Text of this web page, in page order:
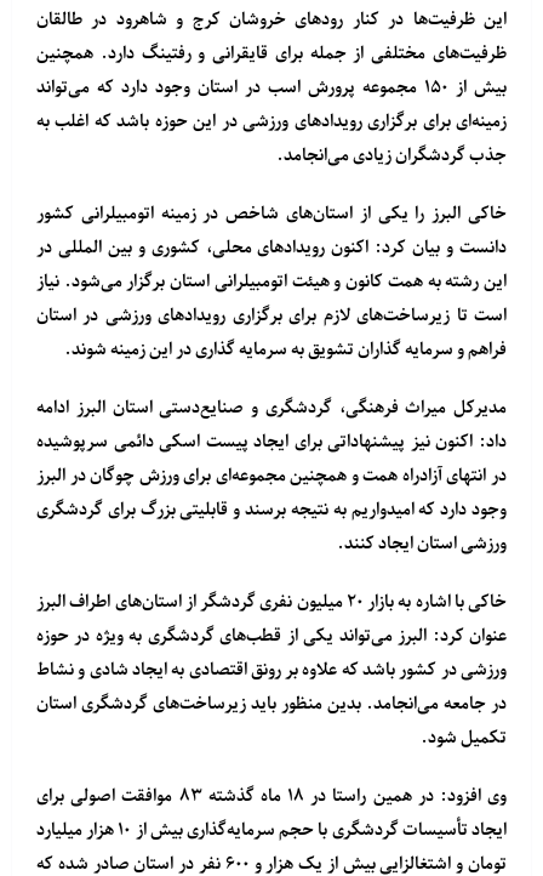
این ظرفیت‌ها در کنار رودهای خروشان کرج و شاهرود در طالقان
ظرفیت‌های مختلفی از جمله برای قایقرانی و رفتینگ دارد. همچنین
بیش از ۱۵۰ مجموعه پرورش اسب در استان وجود دارد که می‌تواند
زمینه‌ای برای برگزاری رویدادهای ورزشی در این حوزه باشد که اغلب به
جذب گردشگران زیادی می‌انجامد.
خاکی البرز را یکی از استان‌های شاخص در زمینه اتومبیلرانی کشور
دانست و بیان کرد: اکنون رویدادهای محلی، کشوری و بین المللی در
این رشته به همت کانون و هیئت اتومبیلرانی استان برگزار می‌شود. نیاز
است تا زیرساخت‌های لازم برای برگزاری رویدادهای ورزشی در استان
فراهم و سرمایه گذاران تشویق به سرمایه گذاری در این زمینه شوند.
مدیرکل میراث فرهنگی، گردشگری و صنایع‌دستی استان البرز ادامه
داد: اکنون نیز پیشنهاداتی برای ایجاد پیست اسکی دائمی سرپوشیده
در انتهای آزادراه همت و همچنین مجموعه‌ای برای ورزش چوگان در البرز
وجود دارد که امیدواریم به نتیجه برسند و قابلیتی بزرگ برای گردشگری
ورزشی استان ایجاد کنند.
خاکی با اشاره به بازار ۲۰ میلیون نفری گردشگر از استان‌های اطراف البرز
عنوان کرد: البرز می‌تواند یکی از قطب‌های گردشگری به ویژه در حوزه
ورزشی در کشور باشد که علاوه بر رونق اقتصادی به ایجاد شادی و نشاط
در جامعه می‌انجامد. بدین منظور باید زیرساخت‌های گردشگری استان
تکمیل شود.
وی افزود: در همین راستا در ۱۸ ماه گذشته ۸۳ موافقت اصولی برای
ایجاد تأسیسات گردشگری با حجم سرمایه‌گذاری بیش از ۱۰ هزار میلیارد
تومان و اشتغالزایی بیش از یک هزار و ۶۰۰ نفر در استان صادر شده که